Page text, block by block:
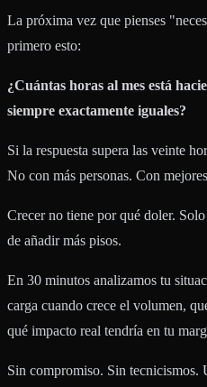
La próxima vez que pienses
primero esto:
¿Cuántas horas al mes está
siempre exactamente iguales?
Si la respuesta supera las veinte
No con más personas. Con
Crecer no tiene por qué doler.
de añadir más pisos.
En 30 minutos analizamos tu
carga cuando crece el volumen,
qué impacto real tendría en tu
Sin compromiso. Sin tecnicismos.